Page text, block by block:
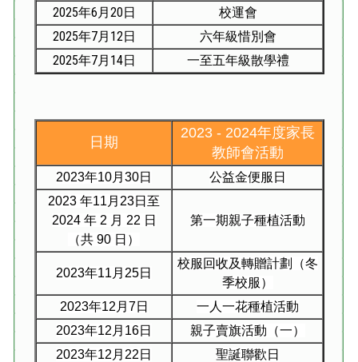
2025年6月20日
校運會
2025年7月12日
六年級惜別會
2025年7月14日
一至五年級散學禮
日期
2023 - 2024年度家長
教師會活動
2023年10月 30日
公益金便服日
2023 年11 月 23日至
2024 年2 月 22 日
（共 90 日）
第一期親子種植活動
2023年11 月 25日
校服回收及轉贈計劃（冬
季校服）
2023年12 月 7日
一人一花種植活動
2023年12 月 16日
親子賣旗活動（一）
2023年12 月 22 日
聖誕聯歡日